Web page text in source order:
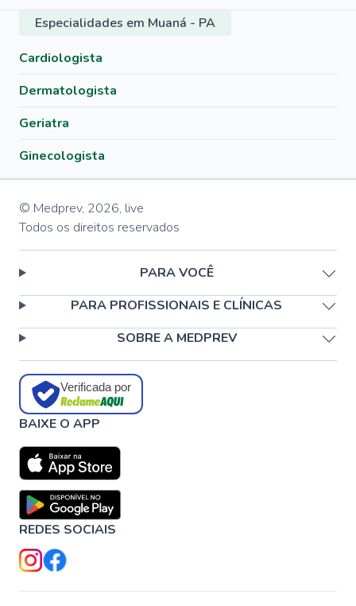
Especialidades em Muaná - PA
Cardiologista
Dermatologista
Geriatra
Ginecologista
© Medprev, 2026, live
Todos os direitos reservados
PARA VOCÊ
PARA PROFISSIONAIS E CLÍNICAS
SOBRE A MEDPREV
Verificada por
BAIXE O APP
REDES SOCIAIS